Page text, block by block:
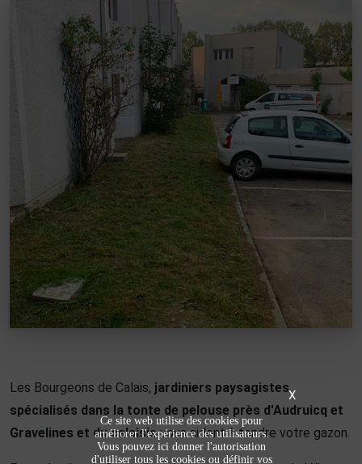
Les Bourgeons de Calais, jardiniers paysagistes
spécialisés dans la tonte de pelouse près d'Audruicq et
Gravelines et du calaisisvous aident à tondre votre gazon.
X
Ce site web utilise des cookies pour
améliorer l'expérience des utilisateurs.
Vous pouvez ici donner l'autorisation
d'utiliser tous les cookies ou définir vos